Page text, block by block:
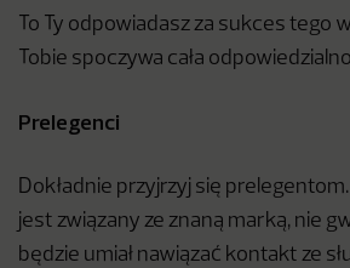
To Ty odpowiadasz za sukces tego
Tobie spoczywa cała
Prelegenci
Dokładnie przyjrzyj się
jest związany ze znaną marką, nie
będzie umiał nawiązać kontakt ze